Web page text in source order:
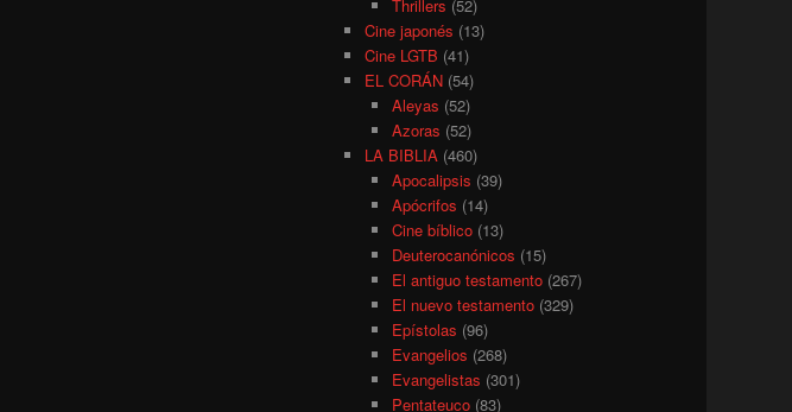
Thrillers (52)
Cine japonés (13)
Cine LGTB (41)
EL CORÁN (54)
Aleyas (52)
Azoras (52)
LA BIBLIA (460)
Apocalipsis (39)
Apócrifos (14)
Cine bíblico(13)
Deuterocanónicos (15)
El antiguo testamento(267)
El nuevo testamento(329)
Epístolas (96)
Evangelios (268)
Evangelistas (301)
Pentateuco(83)